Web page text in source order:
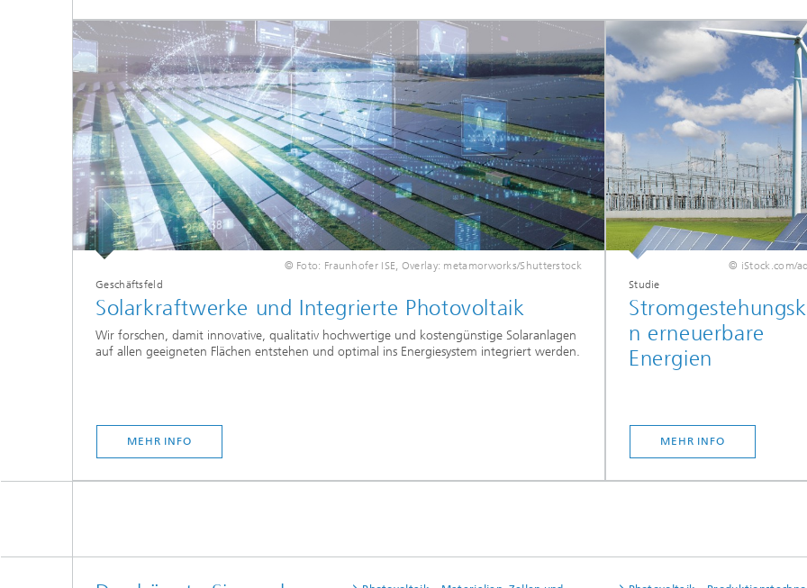
© Foto: Fraunhofer ISE, Overlay: metamorworks/Shutterstock
Geschäftsfeld
Solarkraftwerke und Integrierte Photovoltaik
Wir forschen, damit innovative, qualitativ hochwertige und kostengünstige Solaranlagen
auf allen geeigneten Flächen entstehen und optimal ins Energiesystem integriert werden.
MEHR INFO
© iStock.com/
Studie
n erneuerbare
Energien
MEHR INFO